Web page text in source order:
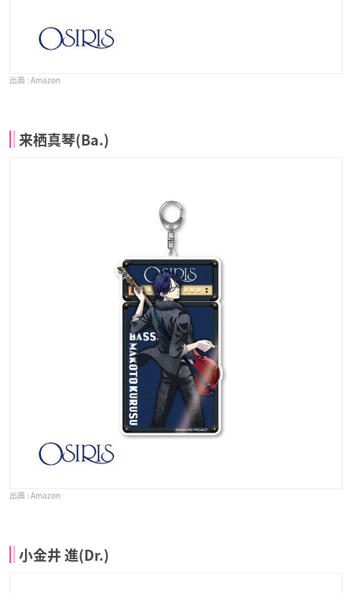
Amazon
来栖真琴(Ba.)
Amazon
小金井 進(Dr.)